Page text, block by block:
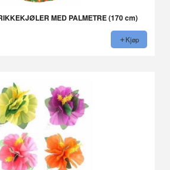
MED PALMETRE (170 cm)
Kjøp